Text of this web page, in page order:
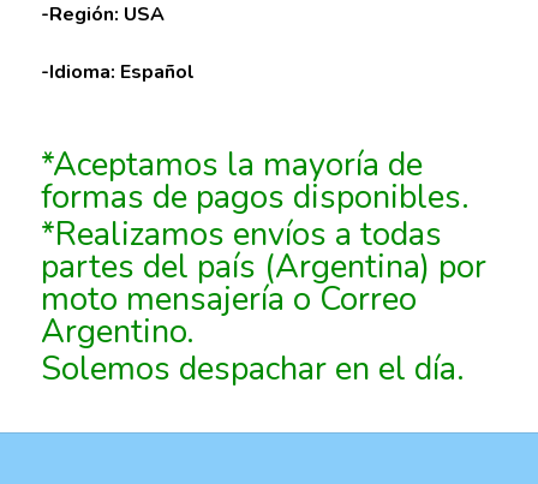
-Región: USA
-Idioma: Español
*Aceptamos la mayoría de
formas de pagos disponibles.
*Realizamos envíos a todas
partes del país (Argentina) por
moto mensajería o Correo
Argentino.
Solemos despachar en el día.